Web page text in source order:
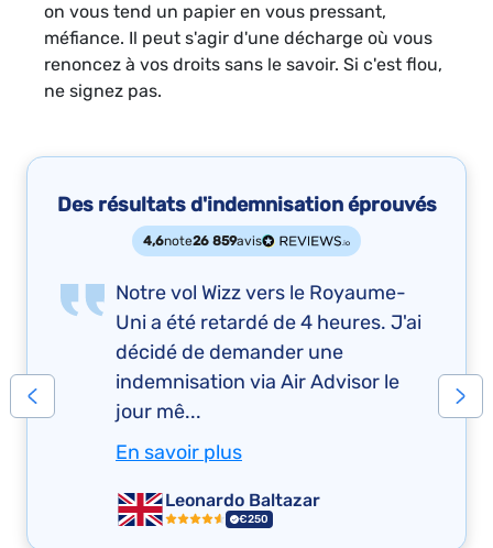
on vous tend un papier en vous pressant,
méfiance. Il peut s'agir d'une décharge où vous
renoncez à vos droits sans le savoir. Si c'est flou,
ne signez pas.
Des résultats d'indemnisation éprouvés
4,6note26 859avis
Notre vol Wizz vers le Royaume-
Uni a été retardé de 4 heures. J'ai
décidé de demander une
indemnisation via Air Advisor le
jour mê...
En savoir plus
Leonardo Baltazar
€250